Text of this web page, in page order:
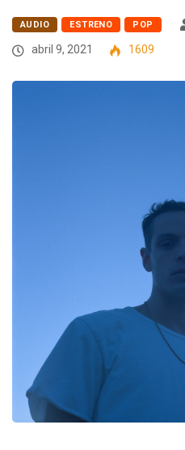
AUDIO ESTRENO POP
abril 9, 2021
1609